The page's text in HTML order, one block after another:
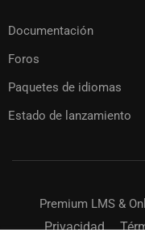
Documentación
Foros
Paquetes de idiomas
Estado de lanzamiento
Premium LMS &
Privacidad